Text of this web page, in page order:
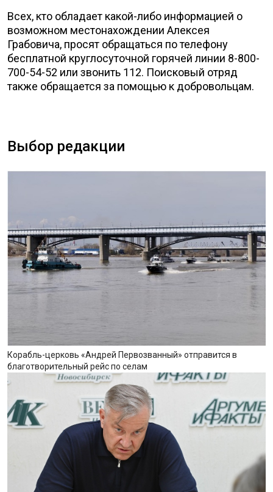
Всех, кто обладает какой-либо информацией о
возможном местонахождении Алексея
Грабовича, просят обращаться по телефону
бесплатной круглосуточной горячей линии 8-800-
700-54-52 или звонить 112. Поисковый отряд
также обращается за помощью к добровольцам.
Выбор редакции
Корабль-церковь «Андрей Первозванный» отправится в
благотворительный рейс по селам